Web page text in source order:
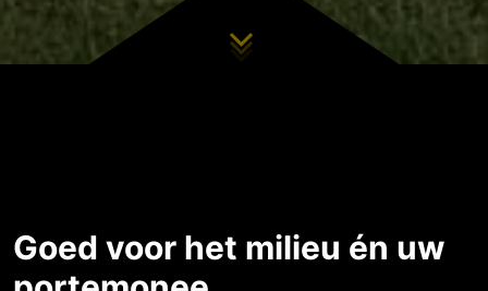
Goed voor het milieu én uw